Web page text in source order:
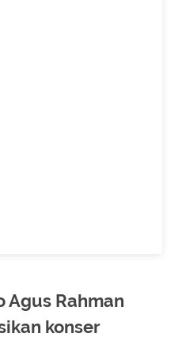
Agus Rahman
konser